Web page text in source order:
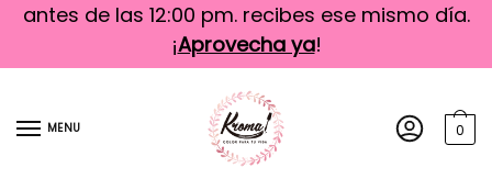
antes de las 12:00 pm. recibes ese mismo día.
¡Aprovecha ya!
MENU 0